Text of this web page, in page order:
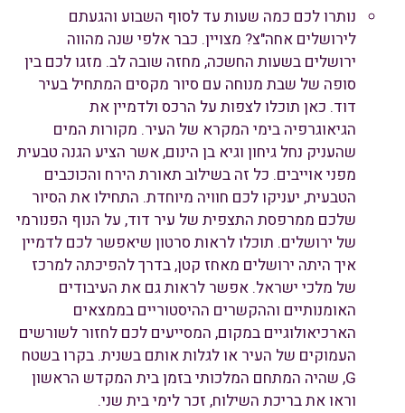
נותרו לכם כמה שעות עד לסוף השבוע והגעתם
לירושלים אחה"צ? מצויין. כבר אלפי שנה מהווה
ירושלים בשעות החשכה, מחזה שובה לב. מזגו לכם בין
סופה של שבת מנוחה עם סיור מקסים המתחיל בעיר
דוד. כאן תוכלו לצפות על הרכס ולדמיין את
הגיאוגרפיה בימי המקרא של העיר. מקורות המים
שהעניק נחל גיחון וגיא בן הינום, אשר הציע הגנה טבעית
מפני אוייבים. כל זה בשילוב תאורת הירח והכוכבים
הטבעית, יעניקו לכם חוויה מיוחדת. התחילו את הסיור
שלכם ממרפסת התצפית של עיר דוד, על הנוף הפנורמי
של ירושלים. תוכלו לראות סרטון שיאפשר לכם לדמיין
איך היתה ירושלים מאחז קטן, בדרך להפיכתה למרכז
של מלכי ישראל. אפשר לראות גם את העיבודים
האומנותיים וההקשרים ההיסטוריים בממצאים
הארכיאולוגיים במקום, המסייעים לכם לחזור לשורשים
העמוקים של העיר או לגלות אותם בשנית. בקרו בשטח
G, שהיה המתחם המלכותי בזמן בית המקדש הראשון
וראו את בריכת השילוח, זכר לימי בית שני.